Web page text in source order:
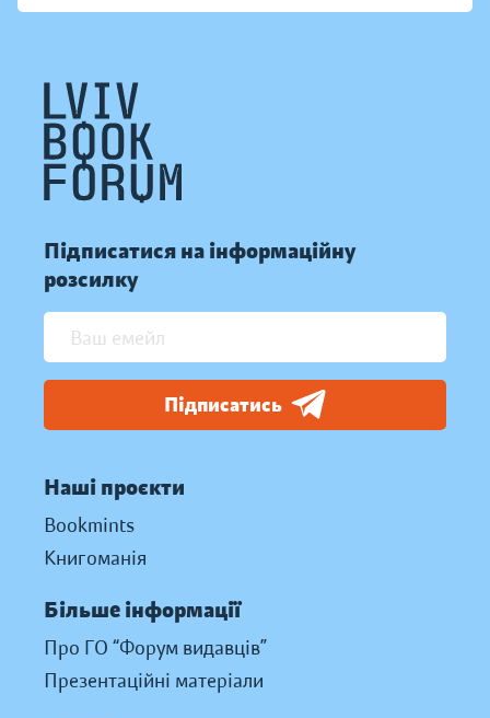
Підписатися на інформаційну
розсилку
Підписатись
Наші проєкти
Bookmints
Книгоманія
Більше інформації
Про ГО “Форум видавців”
Презентаційні матеріали